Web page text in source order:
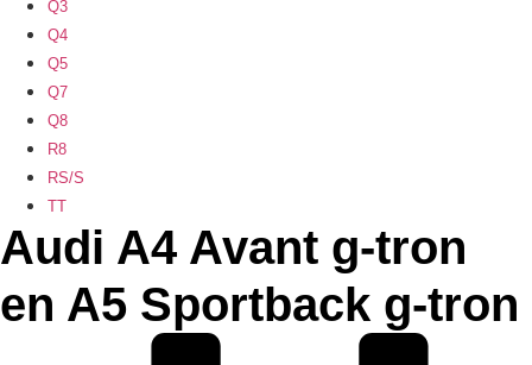
Q3
Q4
Q5
Q7
Q8
R8
RS/S
TT
Audi A4 Avant g-tron
en A5 Sportback g-tron